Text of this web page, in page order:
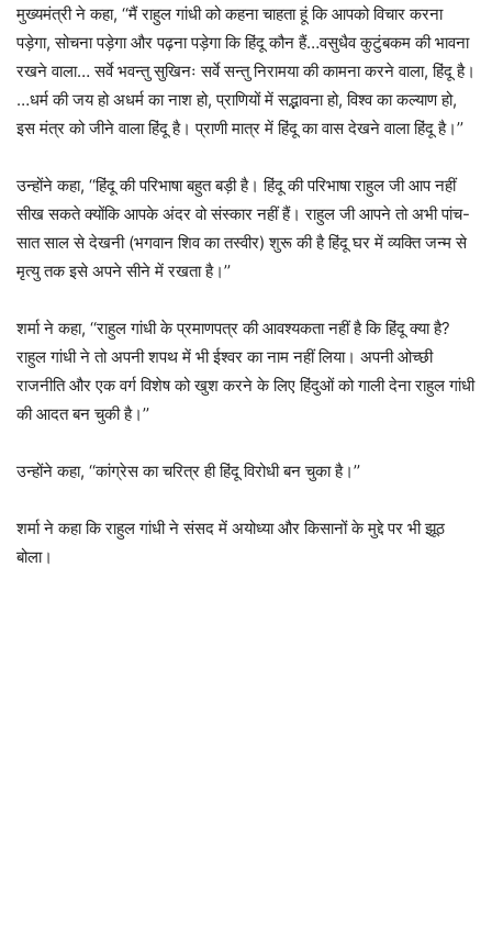
मुख्यमंत्री ने कहा, ‘‘मैं राहुल गांधी को कहना चाहता हूं कि आपको विचार करना
पड़ेगा, सोचना पड़ेगा और पढ़ना पड़ेगा कि हिंदू कौन हैं…वसुधैव कुटुंबकम की भावना
रखने वाला… सर्वे भवन्तु सुखिनः सर्वे सन्तु निरामया की कामना करने वाला, हिंदू है।
…धर्म की जय हो अधर्म का नाश हो, प्राणियों में सद्भावना हो, विश्व का कल्याण हो,
इस मंत्र को जीने वाला हिंदू है। प्राणी मात्र में हिंदू का वास देखने वाला हिंदू है।’’
उन्होंने कहा, ‘‘हिंदू की परिभाषा बहुत बड़ी है। हिंदू की परिभाषा राहुल जी आप नहीं
सीख सकते क्योंकि आपके अंदर वो संस्कार नहीं हैं। राहुल जी आपने तो अभी पांच-
सात साल से देखनी (भगवान शिव का तस्वीर) शुरू की है हिंदू घर में व्यक्ति जन्म से
मृत्यु तक इसे अपने सीने में रखता है।’’
शर्मा ने कहा, ‘‘राहुल गांधी के प्रमाणपत्र की आवश्यकता नहीं है कि हिंदू क्या है?
राहुल गांधी ने तो अपनी शपथ में भी ईश्वर का नाम नहीं लिया। अपनी ओच्छी
राजनीति और एक वर्ग विशेष को खुश करने के लिए हिंदुओं को गाली देना राहुल गांधी
की आदत बन चुकी है।’’
उन्होंने कहा, ‘‘कांग्रेस का चरित्र ही हिंदू विरोधी बन चुका है।’’
शर्मा ने कहा कि राहुल गांधी ने संसद में अयोध्या और किसानों के मुद्दे पर भी झूठ
बोला।